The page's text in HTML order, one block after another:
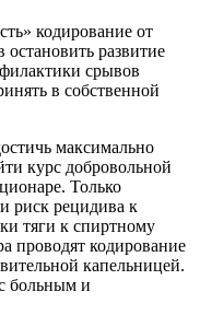
кодирование от
развитие
срывов
в собственной
максимально
курс добровольной
Только
риск рецидива к
тяги к спиртному
проводят кодирование
капельницей.
больным и